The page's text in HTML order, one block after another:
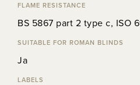
FLAME RESISTANCE
BS 5867 part 2 type c, ISO
SUITABLE FOR ROMAN BLINDS
Ja
LABELS